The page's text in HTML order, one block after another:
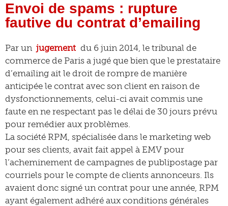
Envoi de spams : rupture
fautive du contrat d’emailing
Par un jugement du 6 juin 2014, le tribunal de
commerce de Paris a jugé que bien que le prestataire
d’emailing ait le droit de rompre de manière
anticipée le contrat avec son client en raison de
dysfonctionnements, celui-ci avait commis une
faute en ne respectant pas le délai de 30 jours prévu
pour remédier aux problèmes.
La société RPM, spécialisée dans le marketing web
pour ses clients, avait fait appel à EMV pour
l’acheminement de campagnes de publipostage par
courriels pour le compte de clients annonceurs. Ils
avaient donc signé un contrat pour une année, RPM
ayant également adhéré aux conditions générales